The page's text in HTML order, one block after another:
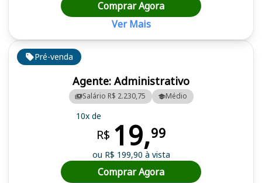
Pré-venda
Agente: Administrativo
Salário R$ 2.230,75 Médio
10x de
R$ 19,99
ou R$ 199,90 à vista
Comprar Agora
Comprar Agora
Ver Mais